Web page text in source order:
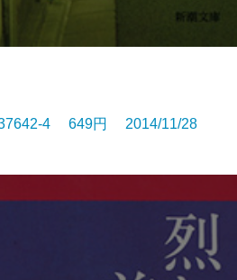
4 649円 2014/11/28